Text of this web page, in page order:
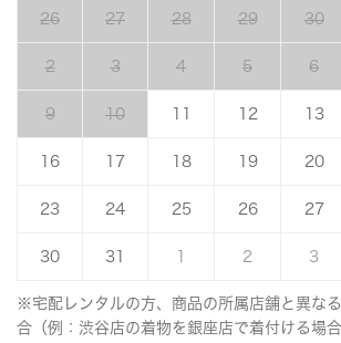
26 27 28 29 30
2 3 4 5 6
9 10 12 13
16 17 18 19 20
23 24 25 26 27
30 31 2 3
※宅配レンタルの方、商品の所属店舗と異な
合（例：渋谷店の着物を銀座店で着付ける場